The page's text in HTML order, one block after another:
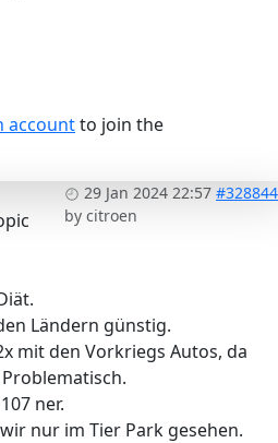
accountto join the
29 Jan 2024 22:57 #328844
by citroen
Ländern günstig.
mit den Vorkriegs Autos, da
ner.
nur im Tier Park gesehen.